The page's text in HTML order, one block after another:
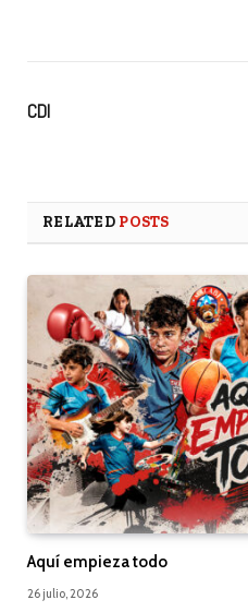
CDI
RELATED POSTS
Aquí empieza todo
26 julio, 2026